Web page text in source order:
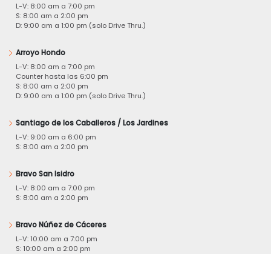
L-V: 8:00 am a 7:00 pm
S: 8:00 am a 2:00 pm
D: 9:00 am a 1:00 pm (solo Drive Thru.)
Arroyo Hondo
L-V: 8:00 am a 7:00 pm
Counter hasta las 6:00 pm
S: 8:00 am a 2:00 pm
D: 9:00 am a 1:00 pm (solo Drive Thru.)
Santiago de los Caballeros / Los Jardines
L-V: 9:00 am a 6:00 pm
S: 8:00 am a 2:00 pm
Bravo San Isidro
L-V: 8:00 am a 7:00 pm
S: 8:00 am a 2:00 pm
Bravo Núñez de Cáceres
L-V: 10:00 am a 7:00 pm
S: 10:00 am a 2:00 pm